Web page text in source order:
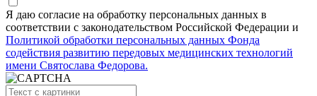
Я даю согласие на обработку персональных данных в
соответствии с законодательством Российской Федерации и
Политикой обработки персональных данных Фонда
содействия развитию передовых медицинских технологий
имени Святослава Федорова.